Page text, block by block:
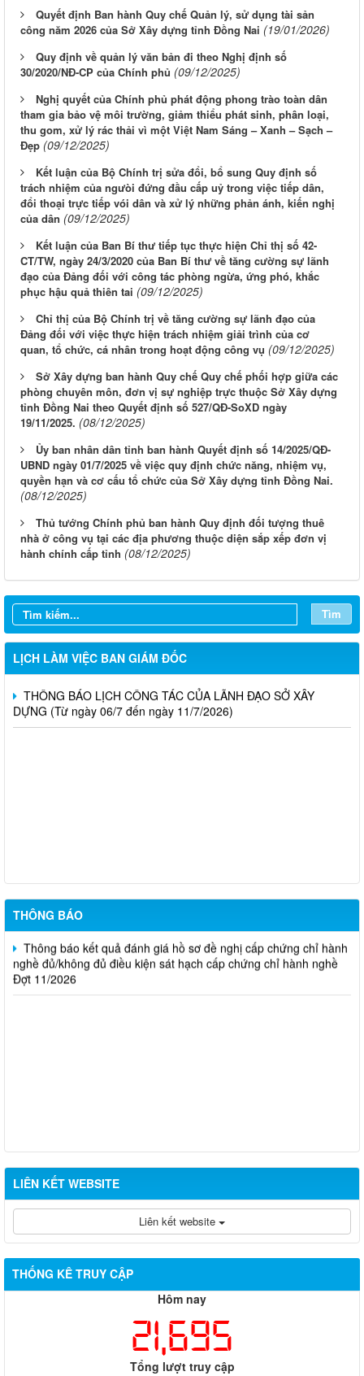
Quyết định Ban hành Quy chế Quản lý, sử dụng tài sản
công năm 2026 của Sở Xây dựng tỉnh Đồng Nai (19/01/2026)
Quy định về quản lý văn bản đi theo Nghị định số
30/2020/NĐ-CP của Chính phủ (09/12/2025)
Nghị quyết của Chính phủ phát động phong trào toàn dân
tham gia bảo vệ môi trường, giảm thiểu phát sinh, phân loại,
thu gom, xử lý rác thải vì một Việt Nam Sáng – Xanh – Sạch –
Đẹp (09/12/2025)
Kết luận của Bộ Chính trị sửa đổi, bổ sung Quy định số
trách nhiệm của ngưòi đứng đầu cấp uỷ trong việc tiếp dân,
đổi thoại trực tiếp vói dân và xử lý những phản ánh, kiến nghị
của dân (09/12/2025)
Kết luận của Ban Bí thư tiếp tục thực hiện Chỉ thị số 42-
CT/TW, ngày 24/3/2020 của Ban Bí thư về tăng cường sự lãnh
đạo của Đảng đối với công tác phòng ngừa, ứng phó, khắc
phục hậu quả thiên tai (09/12/2025)
Chỉ thị của Bộ Chính trị về tăng cường sự lãnh đạo của
Đảng đối với việc thực hiện trách nhiệm giải trình của cơ
quan, tổ chức, cá nhân trong hoạt động công vụ (09/12/2025)
Sở Xây dựng ban hành Quy chế Quy chế phối hợp giữa các
phòng chuyên môn, đơn vị sự nghiệp trực thuộc Sở Xây dựng
tỉnh Đồng Nai theo Quyết định số 527/QĐ-SoXD ngày
19/11/2025. (08/12/2025)
Ủy ban nhân dân tỉnh ban hành Quyết định số 14/2025/QĐ-
UBND ngày 01/7/2025 về việc quy định chức năng, nhiệm vụ,
quyền hạn và cơ cấu tổ chức của Sở Xây dựng tỉnh Đồng Nai.
(08/12/2025)
Thủ tướng Chính phủ ban hành Quy định đối tượng thuê
nhà ở công vụ tại các địa phương thuộc diện sắp xếp đơn vị
hành chính cấp tỉnh (08/12/2025)
Tìm
LỊCH LÀM VIỆC BAN GIÁM ĐỐC
LỊCH CÔNG TÁC CỦA LÃNH ĐẠO SỞ XÂY DỰNG (Từ ngày
03/8 đến ngày 08/8/2026)
DỰNG (Từ ngày 27/7 đến ngày 31/7/2026)
THÔNG BÁO LỊCH CÔNG TÁC CỦA LÃNH ĐẠO SỞ XÂY
DỰNG (Từ ngày 20/7 đến ngày 25/7/2026)
THÔNG BÁO LỊCH CÔNG TÁC CỦA LÃNH ĐẠO SỞ XÂY
DỰNG (Từ ngày 06/7 đến ngày 11/7/2026)
THÔNG BÁO
nghề đủ/không đủ điều kiện sát hạch cấp chứng chỉ hành nghề
Đợt 10/2026
Thông báo kết quả đánh giá hồ sơ đề nghị cấp chứng chỉ hành
nghề đủ/không đủ điều kiện sát hạch cấp chứng chỉ hành nghề
Đợt 11/2026
LIÊN KẾT WEBSITE
Liên kết website
THỐNG KÊ TRUY CẬP
Hôm nay
21,695
Tổng lượt truy cập